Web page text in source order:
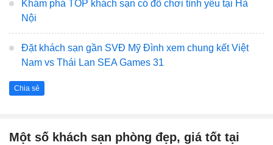
Khám phá TOP khách sạn có đồ chơi tình yêu tại Hà
Nội
Đặt khách sạn gần SVĐ Mỹ Đình xem chung kết Việt
Nam vs Thái Lan SEA Games 31
Chia sẻ
Một số khách sạn phòng đẹp, giá tốt tại